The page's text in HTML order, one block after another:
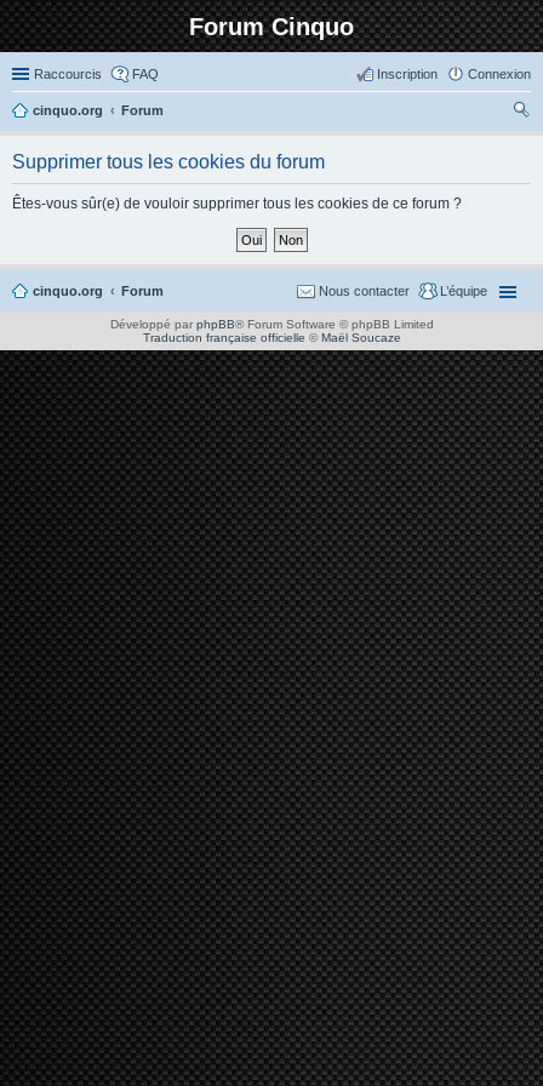
Forum Cinquo
Raccourcis FAQ Connexion
Inscription
cinquo.org
Forum
Supprimer tous les cookies du forum
Êtes-vous sûr(e) de vouloir supprimer tous les cookies de ce forum ?
cinquo.org Forum L’équipe
Nous contacter
Développé par phpBB® Forum Software © phpBB Limited
Traduction française officielle ©Maël Soucaze